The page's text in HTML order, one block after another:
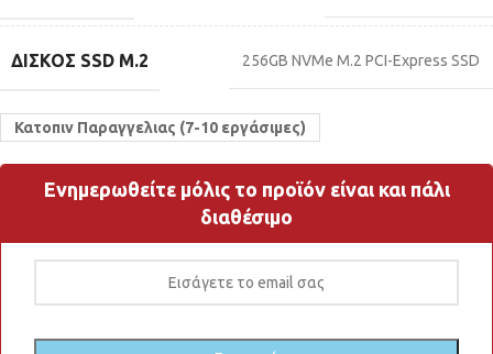
ΔΊΣΚΟΣ SSD M.2 256GB NVMe M.2 PCI-Express SSD
Κατοπιν Παραγγελιας (7-10 εργάσιμες)
Ενημερωθείτε μόλις το προϊόν είναι και πάλι
διαθέσιμο